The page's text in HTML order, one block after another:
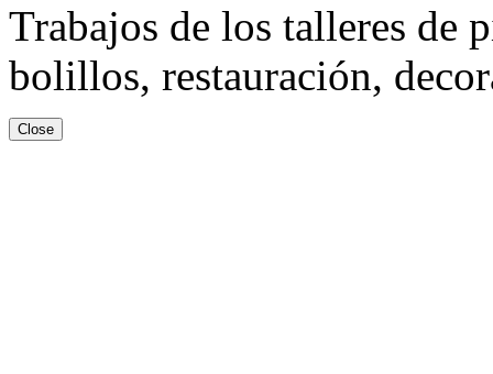
Trabajos de los talleres de
bolillos, restauración,
Close